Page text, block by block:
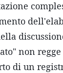
non
di un